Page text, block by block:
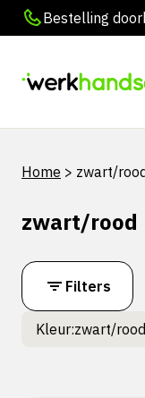
Bestelling
Home > zwart/rood
zwart/rood
Filters
Kleur:zwart/rood